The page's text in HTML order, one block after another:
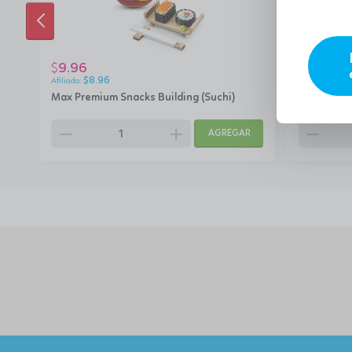
Max Premium Snacks Building (Suchi)
$9.96
$8.96
remove add AGREGAR
Max
9.96
remove
ANTERIOR